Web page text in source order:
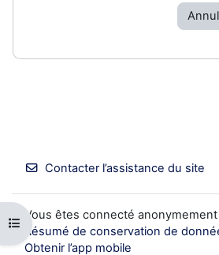
Ouvrir l’index du cours
Contacter l’assistance du site
Vous êtes connecté
Résumé de conservation de
Obtenir l’app mobile